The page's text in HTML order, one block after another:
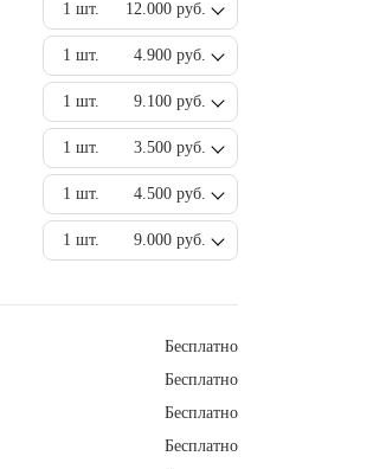
1 шт. 12.000 руб.
1 шт. 4.900 руб.
1 шт. 9.100 руб.
1 шт. 3.500 руб.
1 шт. 4.500 руб.
1 шт. 9.000 руб.
Бесплатно
Бесплатно
Бесплатно
Бесплатно